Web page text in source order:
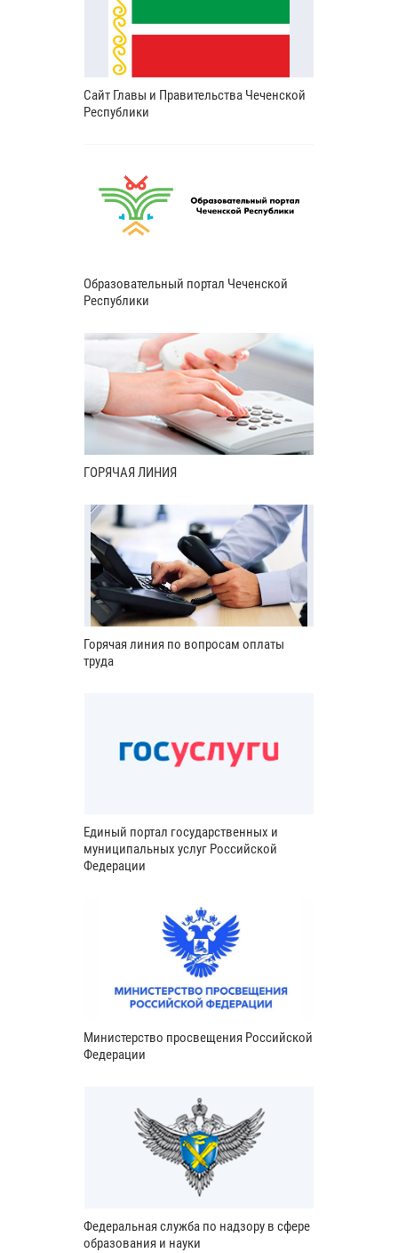
Сайт Главы и Правительства Чеченской
Республики
Образовательный портал Чеченской
Республики
ГОРЯЧАЯ ЛИНИЯ
Горячая линия по вопросам оплаты
труда
Единый портал государственных и
муниципальных услуг Российской
Федерации
Министерство просвещения Российской
Федерации
Федеральная служба по надзору в сфере
образования и науки